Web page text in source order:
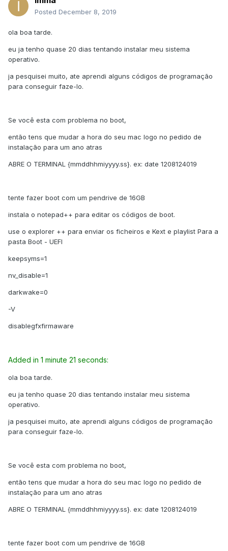
Posted December 8, 2019
ola boa tarde.
eu ja tenho quase 20 dias tentando instalar meu sistema
operativo.
ja pesquisei muito, ate aprendi alguns códigos de programação
para conseguir faze-lo.
Se você esta com problema no boot,
então tens que mudar a hora do seu mac logo no pedido de
instalação para um ano atras
ABRE O TERMINAL {mmddhhmiyyyy.ss}. ex: date 1208124019
tente fazer boot com um pendrive de 16GB
instala o notepad++ para editar os códigos de boot.
use o explorer ++ para enviar os ficheiros e Kext e playlist Para a
pasta Boot - UEFI
keepsyms=1
nv_disable=1
darkwake=0
-V
disablegfxfirmaware
Added in 1 minute 21 seconds:
ola boa tarde.
eu ja tenho quase 20 dias tentando instalar meu sistema
operativo.
ja pesquisei muito, ate aprendi alguns códigos de programação
para conseguir faze-lo.
Se você esta com problema no boot,
então tens que mudar a hora do seu mac logo no pedido de
instalação para um ano atras
ABRE O TERMINAL {mmddhhmiyyyy.ss}. ex: date 1208124019
tente fazer boot com um pendrive de 16GB